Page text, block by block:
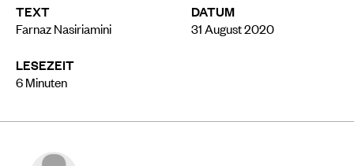
TEXT
Farnaz Nasiriamini
LESEZEIT
6Minuten
DATUM
31 August 2020